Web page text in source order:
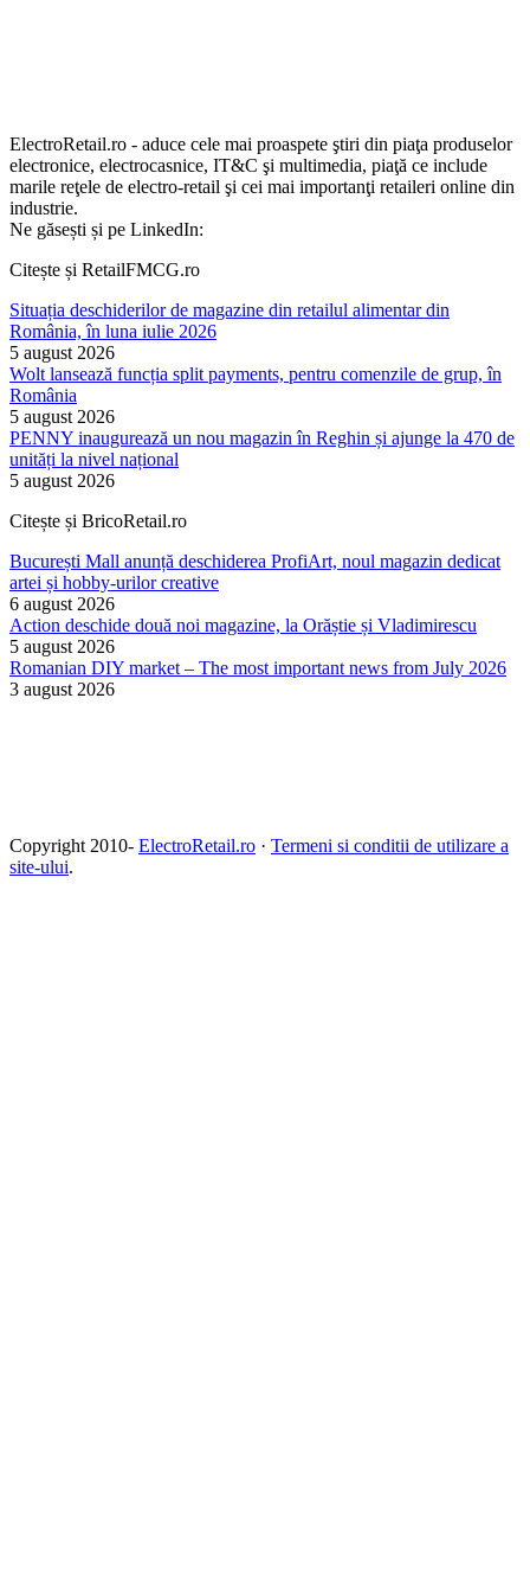
ElectroRetail.ro - aduce cele mai proaspete ştiri din piaţa produselor
electronice, electrocasnice, IT&C şi multimedia, piaţă ce include
marile reţele de electro-retail şi cei mai importanţi retaileri online din
industrie.
Ne găsești și pe LinkedIn:
Citește și RetailFMCG.ro
Situația deschiderilor de magazine din retailul alimentar din
România, în luna iulie 2026
5 august 2026
Wolt lansează funcția split payments, pentru comenzile de grup, în
România
5 august 2026
PENNY inaugurează un nou magazin în Reghin și ajunge la 470 de
unități la nivel național
5 august 2026
Citește și BricoRetail.ro
București Mall anunță deschiderea ProfiArt, noul magazin dedicat
artei și hobby-urilor creative
6 august 2026
Action deschide două noi magazine, la Orăștie și Vladimirescu
5 august 2026
Romanian DIY market – The most important news from July 2026
3 august 2026
Copyright 2010- ElectroRetail.ro · Termeni si conditii de utilizare a
site-ului.